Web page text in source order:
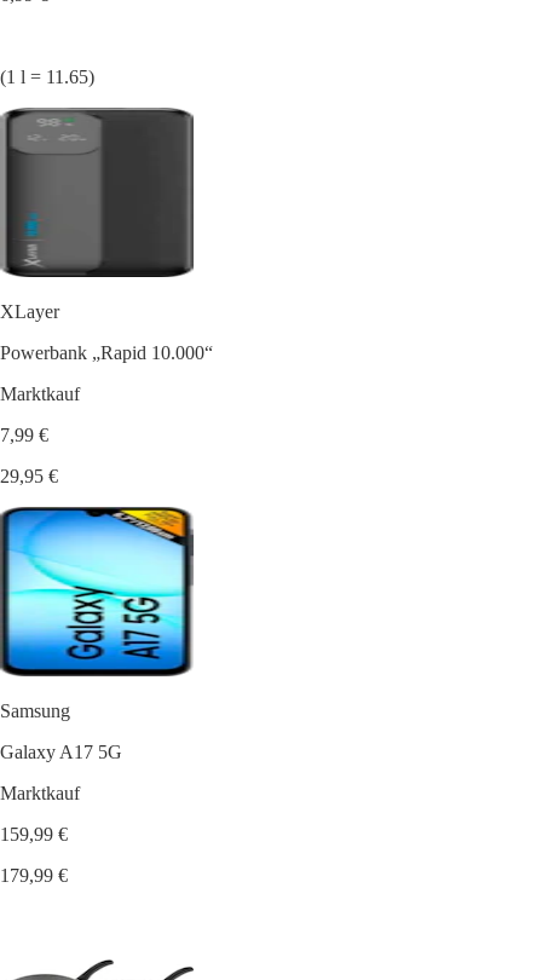
(1 l = 11.65)
XLayer
Powerbank „Rapid 10.000“
Marktkauf
7,99 €
29,95 €
Samsung
Galaxy A17 5G
Marktkauf
159,99 €
179,99 €